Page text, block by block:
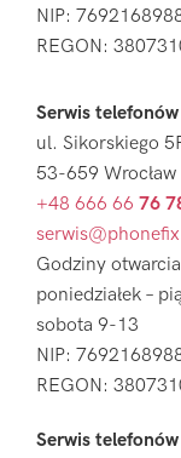
NIP:
REGON:
Serwis
ul. Sikorskiego
53-659 Wrocław
+48 666 66 76
Godziny
poniedziałek –
sobota 9-13
NIP:
REGON:
Serwis telefonów